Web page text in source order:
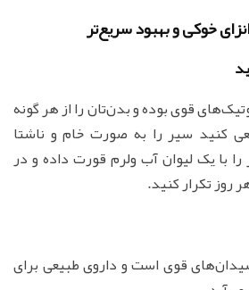
خوکی و بهبود سریع‌تر
قوی بوده و بدن‌تان را از هر گونه
کنید سیر را به صورت خام و ناشتا
حبه سیر را با یک لیوان آب ولرم قورت داده و در
روز تکرار کنید.
قوی است و داروی طبیعی برای